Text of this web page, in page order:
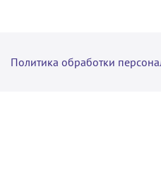
Политика обработки